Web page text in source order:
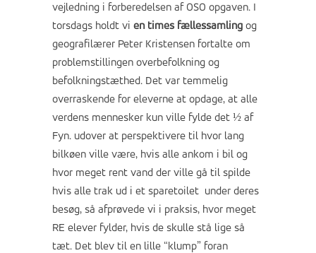
vejledning i forberedelsen af OSO opgaven. I
torsdags holdt vi en times fællessamling og
geografilærer Peter Kristensen fortalte om
problemstillingen overbefolkning og
befolkningstæthed. Det var temmelig
overraskende for eleverne at opdage, at alle
verdens mennesker kun ville fylde det ½ af
Fyn. udover at perspektivere til hvor lang
bilkøen ville være, hvis alle ankom i bil og
hvor meget rent vand der ville gå til spilde
hvis alle trak ud i et sparetoilet under deres
besøg, så afprøvede vi i praksis, hvor meget
RE elever fylder, hvis de skulle stå lige så
tæt. Det blev til en lille “klump” foran